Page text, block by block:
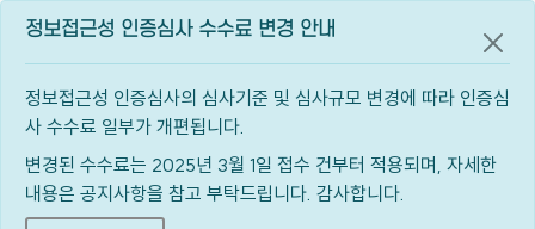
정보접근성 인증심사 수수료 변경 안내
정보접근성 인증심사의 심사기준 및 심사규모 변경에 따라 인증심
사 수수료 일부가 개편됩니다.
변경된 수수료는 2025년 3월 1일 접수 건부터 적용되며, 자세한
내용은 공지사항을 참고 부탁드립니다. 감사합니다.
공지